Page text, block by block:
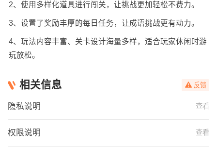
2、使用多样化道具进行闯关，让挑战更加轻松不费力。
3、设置了奖励丰厚的每日任务，让成语挑战更有动力。
4、玩法内容丰富、关卡设计海量多样，适合玩家休闲时游
玩放松。
相关信息 反馈
隐私说明 查看
权限说明 查看